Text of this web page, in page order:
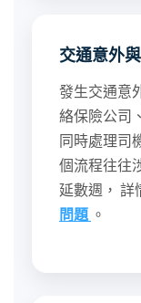
交通意外
發生交通意
絡保險公司
同時處理司
個流程往往
延數週， 詳
問題 。